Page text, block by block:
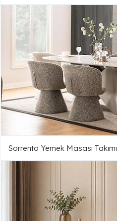
Sorrento Yemek Masası Takımı